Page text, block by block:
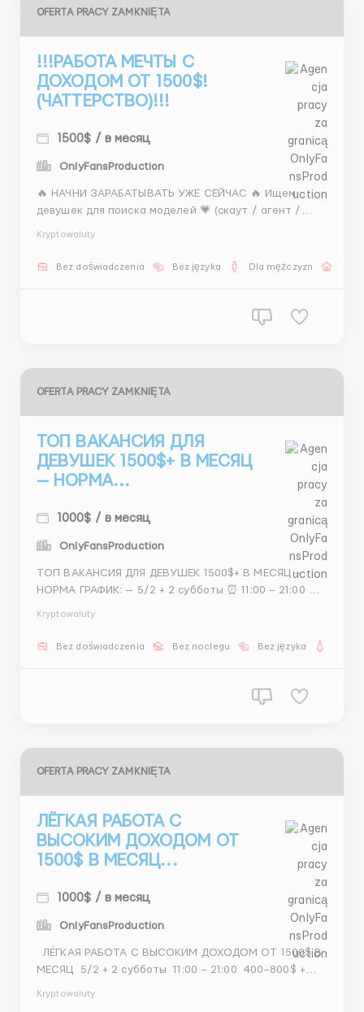
OFERTA PRACY ZAMKNIĘTA
!!!РАБОТА МЕЧТЫ С
ДОХОДОМ ОТ 1500$!
(ЧАТТЕРСТВО)!!!
1500$ / в месяц
OnlyFansProduction
🔥 НАЧНИ ЗАРАБАТЫВАТЬ УЖЕ СЕЙЧАС 🔥 Ищем
девушек для поиска моделей 💗 (скаут / агент /
часов • Все инструменты предоставляются 💰 Доход:
Kryptowaluty
Bez doświadczenia Bez języka Dla mężczyzn
OFERTA PRACY ZAMKNIĘTA
ТОП ВАКАНСИЯ ДЛЯ
ДЕВУШЕК 1500$+ В МЕСЯЦ
— НОРМА...
1000$ / в месяц
OnlyFansProduction
ТОП ВАКАНСИЯ ДЛЯ ДЕВУШЕК 1500$+ В МЕСЯЦ —
НОРМА ГРАФИК: — 5/2 + 2 субботы ⏰ 11:00 – 21:00 💰
Сбор фото Презентации &nbs...
Kryptowaluty
Bez doświadczenia Bez noclegu Bez języka
OFERTA PRACY ZAMKNIĘTA
ЛЁГКАЯ РАБОТА С
ВЫСОКИМ ДОХОДОМ ОТ
1500$ В МЕСЯЦ...
1000$ / в месяц
OnlyFansProduction
ЛЁГКАЯ РАБОТА С ВЫСОКИМ ДОХОДОМ ОТ 1500$ В
МЕСЯЦ 5/2 + 2 субботы 11:00 – 21:00 400–800$ +
Kryptowaluty